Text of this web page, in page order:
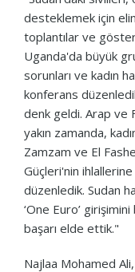
desteklemek için
toplantılar ve
Uganda'da büyük
sorunları ve kadın
konferans
denk geldi. Arap ve
yakın zamanda,
Zamzam ve El
Güçleri'nin
düzenledik. Sudan
‘One Euro’
başarı elde ettik."
Najlaa Mohamed